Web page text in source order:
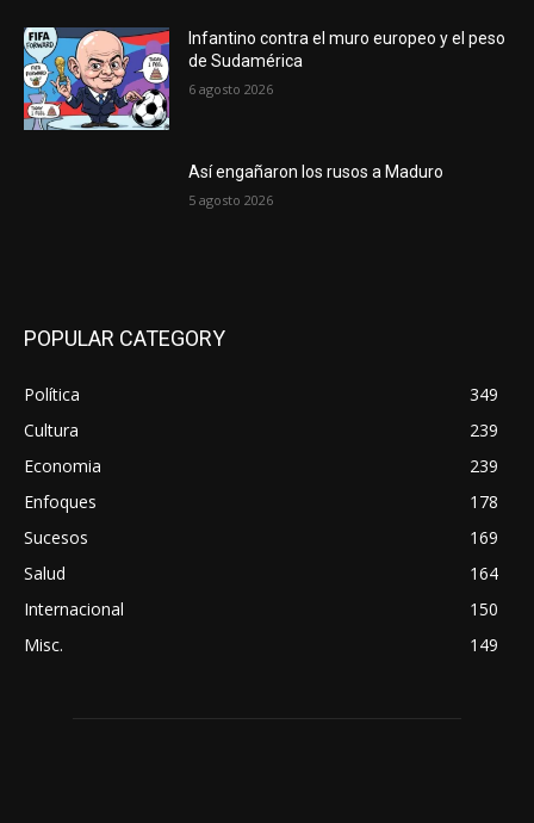
Infantino contra el muro europeo y el peso
de Sudamérica
6 agosto 2026
Así engañaron los rusos a Maduro
5 agosto 2026
POPULAR CATEGORY
Política
349
Cultura
239
Economia
239
Enfoques
178
Sucesos
169
Salud
164
Internacional
150
Misc.
149